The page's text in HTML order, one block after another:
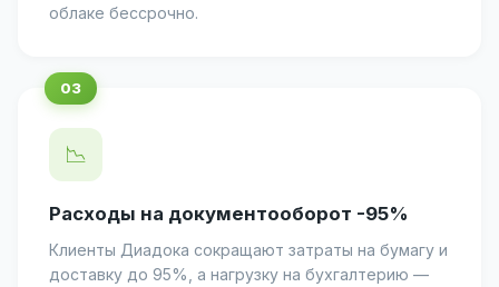
облаке бессрочно.
📉
Расходы на документооборот -95%
Клиенты Диадока сокращают затраты на бумагу и
доставку до 95%, а нагрузку на бухгалтерию —